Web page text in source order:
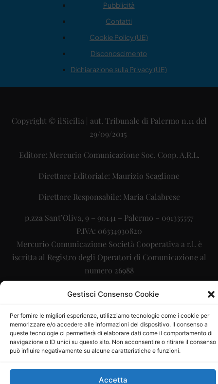
Gestisci Consenso Cookie
Per fornire le migliori esperienze, utilizziamo tecnologie come i cookie per
memorizzare e/o accedere alle informazioni del dispositivo. Il consenso a
queste tecnologie ci permetterà di elaborare dati come il comportamento di
navigazione o ID unici su questo sito. Non acconsentire o ritirare il consenso
può influire negativamente su alcune caratteristiche e funzioni.
Accetta
Pubblicità
Contatti
Cookie Policy (UE)
Disconoscimento
Dichiarazione sulla Privacy (UE)
Copyright © ilSicilia | aut. Tribunale di Palermo n.11 del
29/09/2015
Editore: Mercurio Comunicazione Soc. Coop. A.R.L.
Direttore Editoriale: Maurizio Scaglione
Direttore Responsabile: Maria Calabrese
p.zza Sant’Oliva, 9 – 90141 – Palermo – 091335557
P.IVA: 06334930820
Mercurio Comunicazione Società Cooperativa a r.l. è
iscritta al Registro degli Operatori di Comunicazione al
numero 26988
Sito gestito daLa Digitale srl– info@ladigitale.it